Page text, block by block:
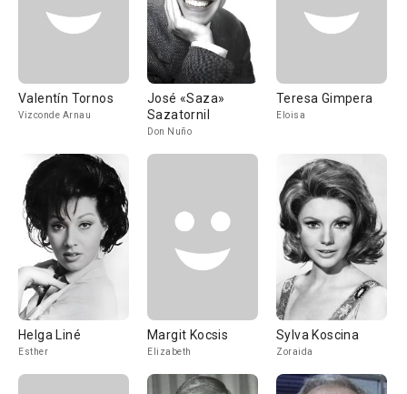
Valentín Tornos
Vizconde Arnau
José «Saza»
Sazatornil
Don Nuño
Teresa Gimpera
Eloisa
Helga Liné
Esther
Margit Kocsis
Elizabeth
Sylva Koscina
Zoraida